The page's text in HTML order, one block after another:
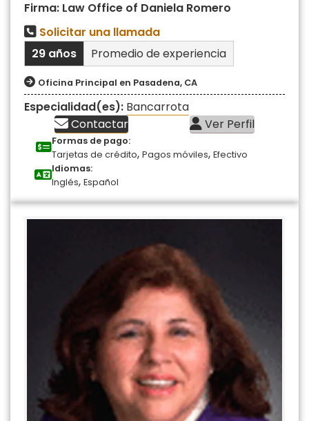
Firma: Law Office of Daniela Romero
Solicitar una llamada
29 años
Promedio de experiencia
Oficina Principal en Pasadena, CA
Especialidad(es): Bancarrota
Contactar
Ver Perfil
Formas de pago:
Tarjetas de crédito, Pagos móviles, Efectivo
Idiomas:
Inglés, Español